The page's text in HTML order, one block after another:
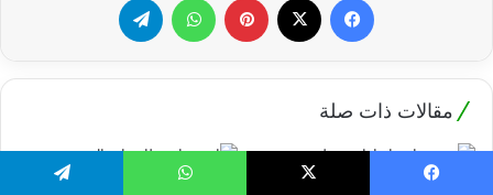
مقالات ذات صلة